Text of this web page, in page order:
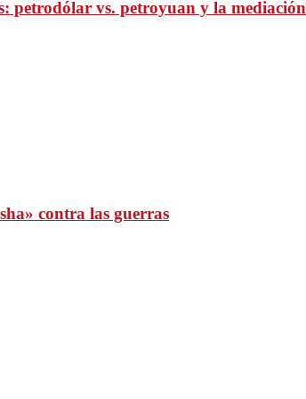
petrodólar vs. petroyuan y la
contra las guerras